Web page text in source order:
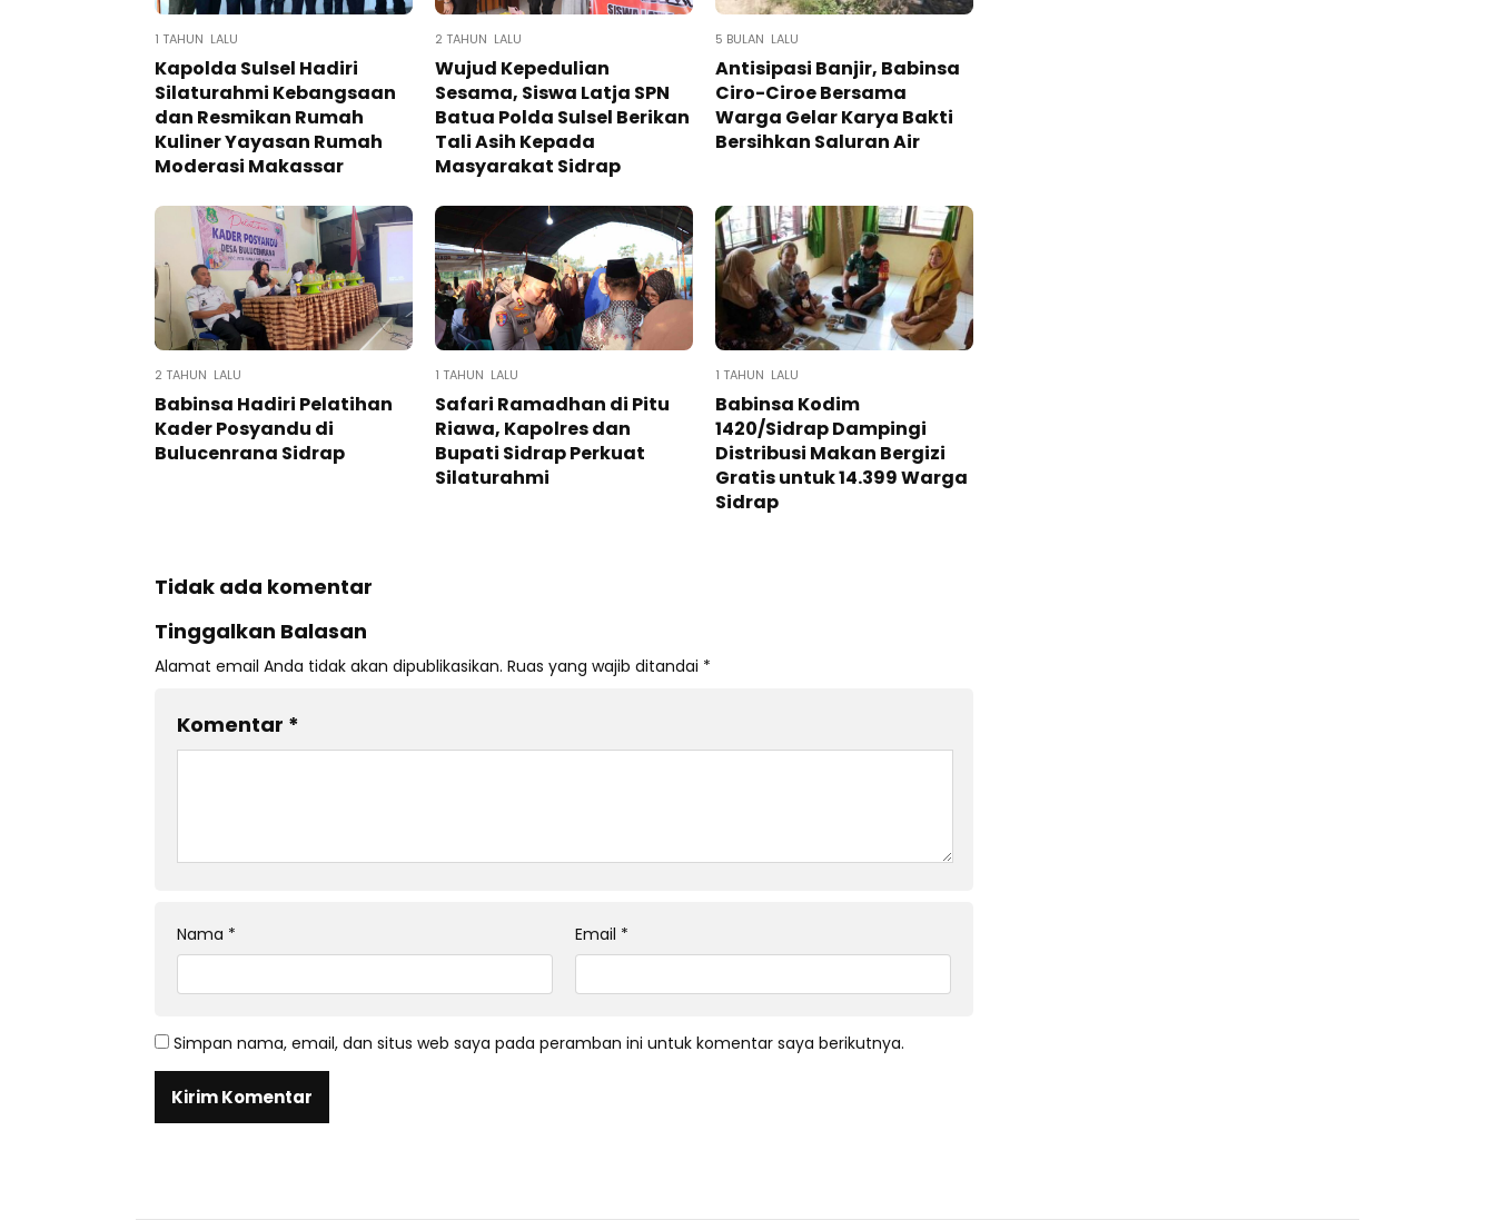
1 TAHUN LALU
Kapolda Sulsel Hadiri
Silaturahmi Kebangsaan
dan Resmikan Rumah
Kuliner Yayasan Rumah
Moderasi Makassar
2 TAHUN LALU
Wujud Kepedulian
Sesama, Siswa Latja SPN
Batua Polda Sulsel Berikan
Tali Asih Kepada
Masyarakat Sidrap
5 BULAN LALU
Antisipasi Banjir, Babinsa
Ciro-Ciroe Bersama
Warga Gelar Karya Bakti
Bersihkan Saluran Air
2 TAHUN LALU
Babinsa Hadiri Pelatihan
Kader Posyandu di
Bulucenrana Sidrap
1 TAHUN LALU
Safari Ramadhan di Pitu
Riawa, Kapolres dan
Bupati Sidrap Perkuat
Silaturahmi
1 TAHUN LALU
Babinsa Kodim
1420/Sidrap Dampingi
Distribusi Makan Bergizi
Gratis untuk 14.399 Warga
Sidrap
Tidak ada komentar
Tinggalkan Balasan
Alamat email Anda tidak akan dipublikasikan. Ruas yang wajib ditandai *
Komentar *
Nama * Email *
Simpan nama, email, dan situs web saya pada peramban ini untuk komentar saya berikutnya.